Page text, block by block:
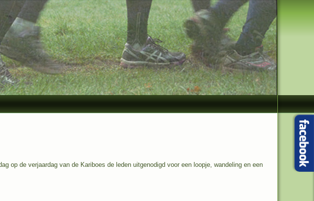
op de verjaardag van de Kariboes de leden uitgenodigd voor een loopje, wandeling en een